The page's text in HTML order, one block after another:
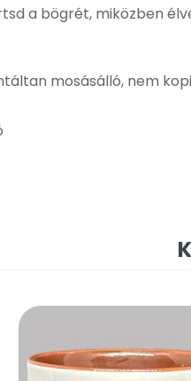
a bögrét, miközben
mosásálló, nem